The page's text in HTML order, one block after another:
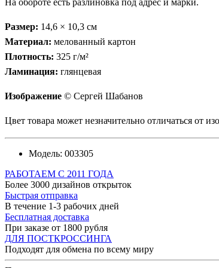
Размер: 14,6 × 10,3 см
Материал: мелованный картон
Плотность: 325 г/м²
Ламинация: глянцевая
Изображение © Сергей Шабанов
Цвет товара может незначительно отличаться от
Модель: 003305
РАБОТАЕМ С 2011 ГОДА
Более 3000 дизайнов открыток
Быстрая отправка
В течение 1-3 рабочих дней
Бесплатная доставка
При заказе от 1800 рубля
ДЛЯ ПОСТКРОССИНГА
Подходят для обмена по всему миру